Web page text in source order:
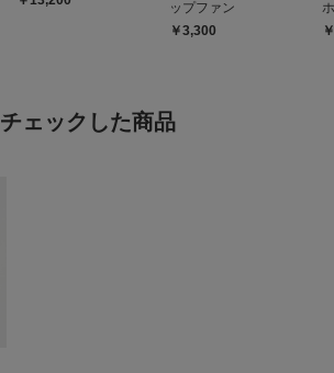
ップファン
￥3,300
チェックした商品